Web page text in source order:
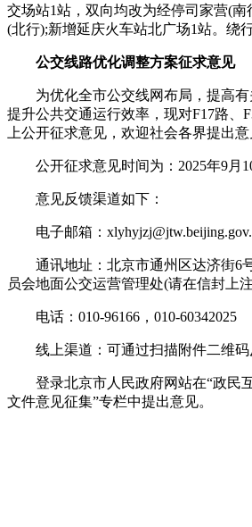
交场站1站，双向均改为经停司家营(
(北行);新增延庆火车站北广场1站。绕
公交线路优化调整方案征求意见
为优化全市公交线网布局，提高有
提升公共交通运行效率，现对F17路、
上公开征求意见，欢迎社会各界提出意
公开征求意见时间为：2025年9月10
意见反馈渠道如下：
电子邮箱：
通讯地址：北京市通州区达济街6
员会地面公交运营管理处(请在信封上
电话：010-96166，010-60342025
线上渠道：可通过扫描附件二维码
登录北京市人民政府网站在“政民互
文件意见征集”专栏中提出意见。